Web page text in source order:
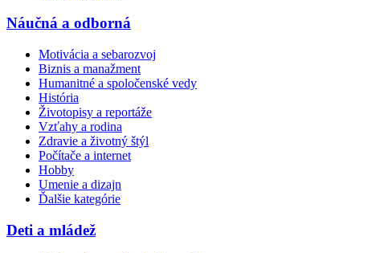
Náučná a odborná
Motivácia a sebarozvoj
Biznis a manažment
Humanitné a spoločenské vedy
História
Životopisy a reportáže
Vzťahy a rodina
Zdravie a životný štýl
Počítače a internet
Hobby
Umenie a dizajn
Ďalšie kategórie
Deti a mládež